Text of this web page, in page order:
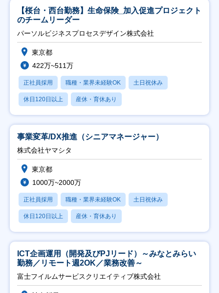
【桜台・西台勤務】生命保険_加入促進プロジェクト
のチームリーダー
パーソルビジネスプロセスデザイン株式会社
東京都
422万~511万
正社員採用 職種・業界未経験OK 土日祝休み
休日120日以上 産休・育休あり
事業変革/DX推進（シニアマネージャー）
株式会社ヤマシタ
東京都
1000万~2000万
正社員採用 職種・業界未経験OK 土日祝休み
休日120日以上 産休・育休あり
ICT企画運用（開発及びPJリード）～みなとみらい
勤務／リモート週2OK／業務改善～
富士フイルムサービスクリエイティブ株式会社